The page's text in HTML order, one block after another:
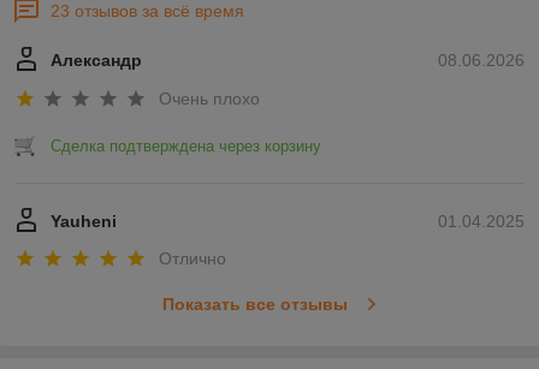
23 отзывов за всё время
08.06.2026
Александр
Очень плохо
Сделка подтверждена через корзину
01.04.2025
Yauheni
Отлично
Показать все отзывы